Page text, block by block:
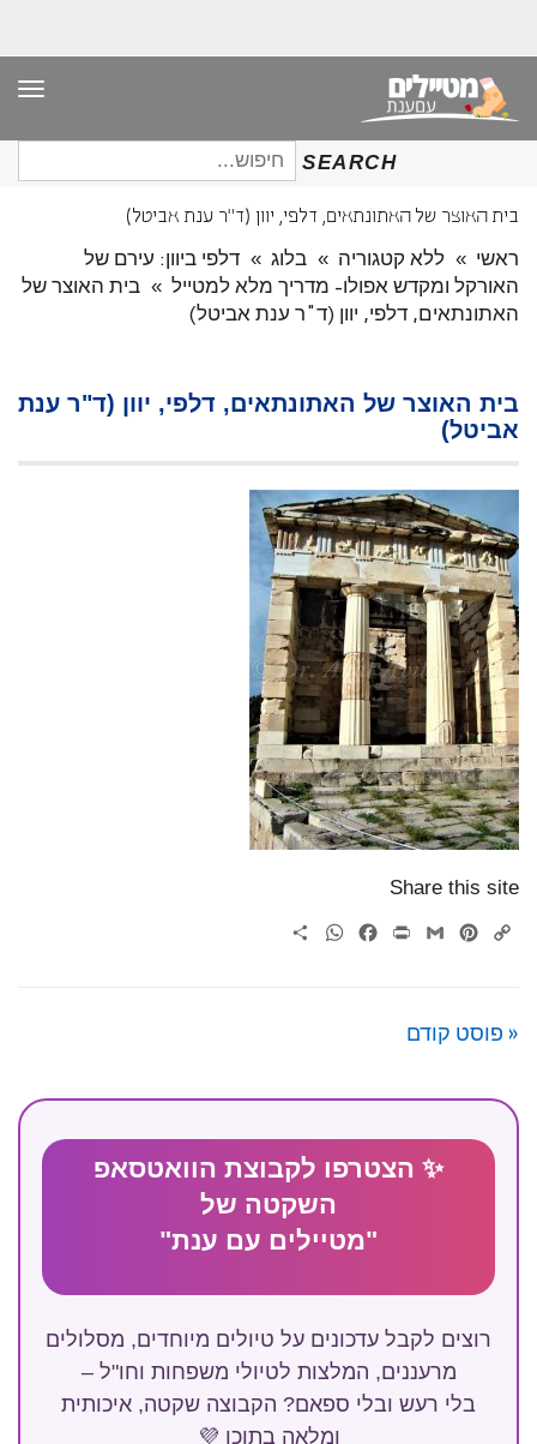
SEARCH
חיפוש
עבור:
בית האוצר של האתונתאים, דלפי, יוון (ד"ר ענת אביטל)
ראשי » ללא קטגוריה » בלוג » דלפי ביוון: עירם של
האורקל ומקדש אפולו- מדריך מלא למטייל » בית האוצר של
האתונתאים, דלפי, יוון (ד"ר ענת אביטל)
בית האוצר של האתונתאים, דלפי, יוון (ד"ר ענת
אביטל)
Share this site
Copy
Pinterest
Gmail
Print
Facebook
WhatsApp
« פוסט קודם
✨ הצטרפו לקבוצת הוואטסאפ
השקטה של
"מטיילים עם ענת"
רוצים לקבל עדכונים על טיולים מיוחדים, מסלולים
מרעננים, המלצות לטיולי משפחות וחו"ל –
בלי רעש ובלי ספאם? הקבוצה שקטה, איכותית
ומלאה בתוכן 💜